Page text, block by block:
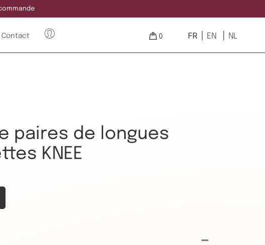
Contact 0 FR EN NL
paires de longues
KNEE